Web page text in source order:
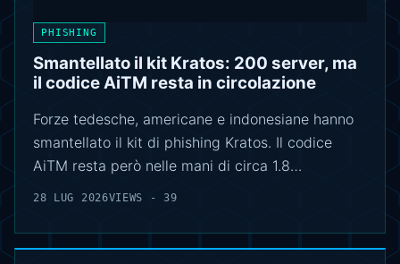
PHISHING
Smantellato il kit Kratos: 200 server, ma
il codice AiTM resta in circolazione
Forze tedesche, americane e indonesiane hanno
smantellato il kit di phishing Kratos. Il codice
AiTM resta però nelle mani di circa 1.8…
28 LUG 2026VIEWS - 39